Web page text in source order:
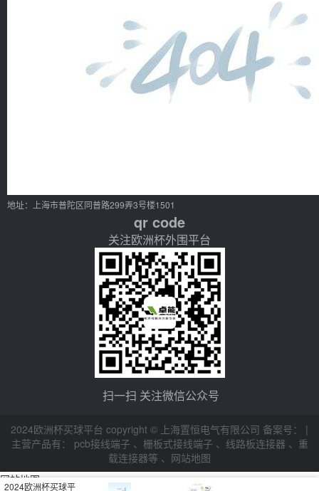
地址：上海市普陀区同普路299弄3号楼1501
qr code
关注欧洲杯外围平台
扫一扫 关注微信公众号
2024欧洲杯买球平台 copyright © 上海置恒电气有限公司 备案号： |
主营产品有： pcb接线端子 、 栅板式接线端子 、 线路板连接器 、 重
载连接器等 、 网站地图
2024欧洲杯买球平
网站地图